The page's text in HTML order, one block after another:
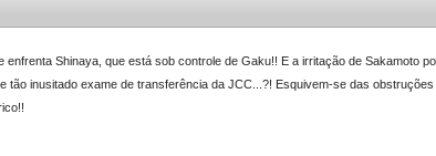
enfrenta Shinaya, que está sob controle de Gaku!! E a irritação de Sakamoto
tão inusitado exame de transferência da JCC...?! Esquivem-se das